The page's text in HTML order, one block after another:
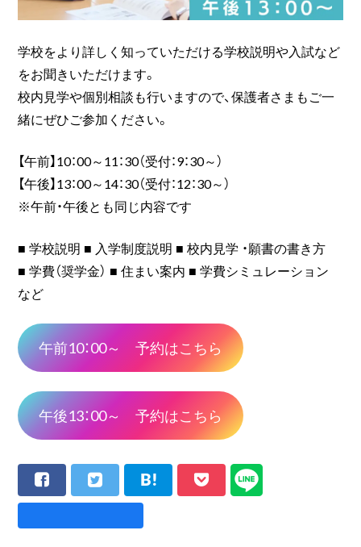
学校をより詳しく知っていただける学校説明や入試など
をお聞きいただけます。
校内見学や個別相談も行いますので、保護者さまもご一
緒にぜひご参加ください。
【午前】10：00～11：30（受付：9：30～）
【午後】13：00～14：30（受付：12：30～）
※午前・午後とも同じ内容です
■ 学校説明 ■ 入学制度説明 ■ 校内見学 ・願書の書き方
■ 学費（奨学金） ■ 住まい案内 ■ 学費シミュレーション
など
午前10：00～ 予約はこちら
午後13：00～ 予約はこちら